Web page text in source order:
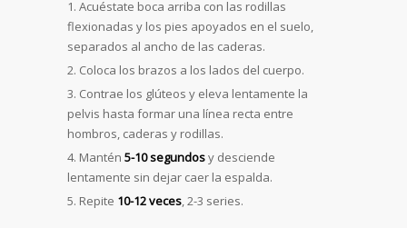
Acuéstate boca arriba con las rodillas
flexionadas y los pies apoyados en el suelo,
separados al ancho de las caderas.
Coloca los brazos a los lados del cuerpo.
Contrae los glúteos y eleva lentamente la
pelvis hasta formar una línea recta entre
hombros, caderas y rodillas.
Mantén 5-10 segundosy desciende
lentamente sin dejar caer la espalda.
Repite 10-12 veces, 2-3 series.